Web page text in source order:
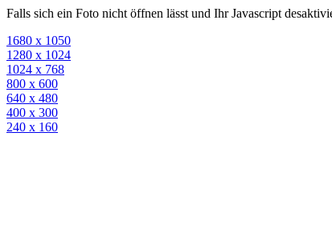
Falls sich ein Foto nicht öffnen lässt und Ihr Javascript
1680 x 1050
1280 x 1024
1024 x 768
800 x 600
640 x 480
400 x 300
240 x 160